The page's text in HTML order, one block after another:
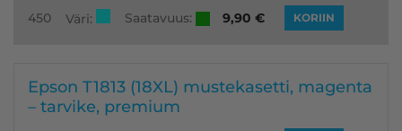
450 Väri: Saatavuus: 9,90 € KORIIN
Epson T1813 (18XL) mustekasetti, magenta
– tarvike, premium